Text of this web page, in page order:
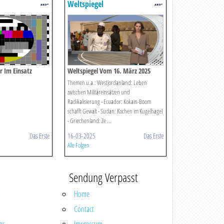
Im Einsatz
Das Erste
Weltspiegel
Weltspiegel Vom 16. März 2025
Themen u.a.: Westjordanland: Leben
zwischen Militäreinsätzen und
Radikalisierung - Ecuador: Kokain-Boom
schafft Gewalt - Sudan: Kochen im Kugelhagel
- Griechenland: Ze ...
16-03-2025 Das Erste
Alle Folgen
Sendung Verpasst
Home
Contact